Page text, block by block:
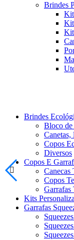
Brindes
Kit
Kit
Kit
Brindes
Bloco de
Canetas,
Copos
Diversos
Copos E
Canecas
Copos
Garrafas
Kits
Garrafas